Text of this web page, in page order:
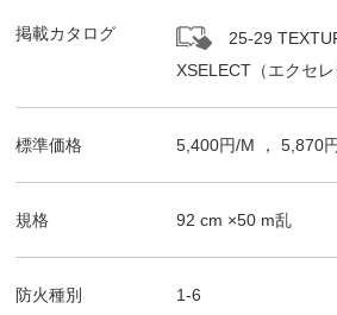
掲載カタログ
25-29
XSELECT（エクセレ
標準価格 5,400円/M ，5,870
規格 92 cm ×50 m乱
防火種別 1-6